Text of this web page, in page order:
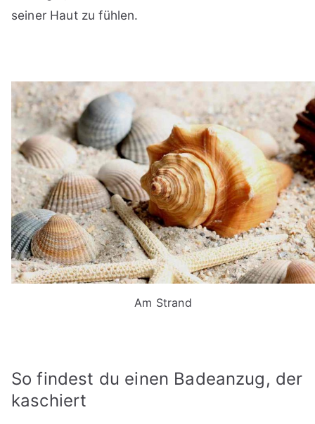
seiner Haut zu fühlen.
Am Strand
So findest du einen Badeanzug, der
kaschiert